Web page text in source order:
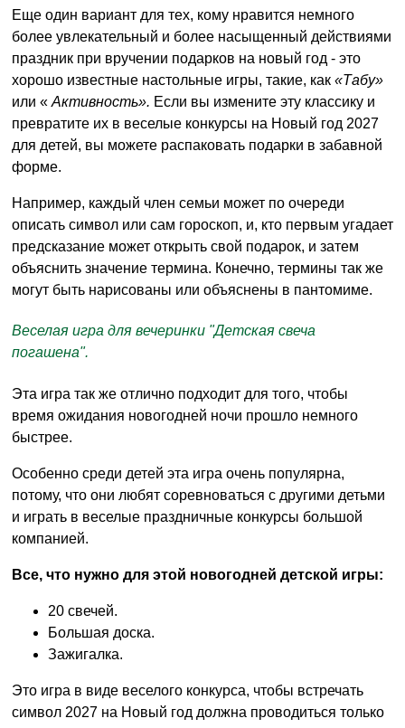
Еще один вариант для тех, кому нравится немного
более увлекательный и более насыщенный действиями
праздник при вручении подарков на новый год - это
хорошо известные настольные игры, такие, как «Табу»
или « Активность». Если вы измените эту классику и
превратите их в веселые конкурсы на Новый год 2027
для детей, вы можете распаковать подарки в забавной
форме.
Например, каждый член семьи может по очереди
описать символ или сам гороскоп, и, кто первым угадает
предсказание может открыть свой подарок, и затем
объяснить значение термина. Конечно, термины так же
могут быть нарисованы или объяснены в пантомиме.
Веселая игра для вечеринки "Детская свеча
погашена".
Эта игра так же отлично подходит для того, чтобы
время ожидания новогодней ночи прошло немного
быстрее.
Особенно среди детей эта игра очень популярна,
потому, что они любят соревноваться с другими детьми
и играть в веселые праздничные конкурсы большой
компанией.
Все, что нужно для этой новогодней детской игры:
20 свечей.
Большая доска.
Зажигалка.
Это игра в виде веселого конкурса, чтобы встречать
символ 2027 на Новый год должна проводиться только